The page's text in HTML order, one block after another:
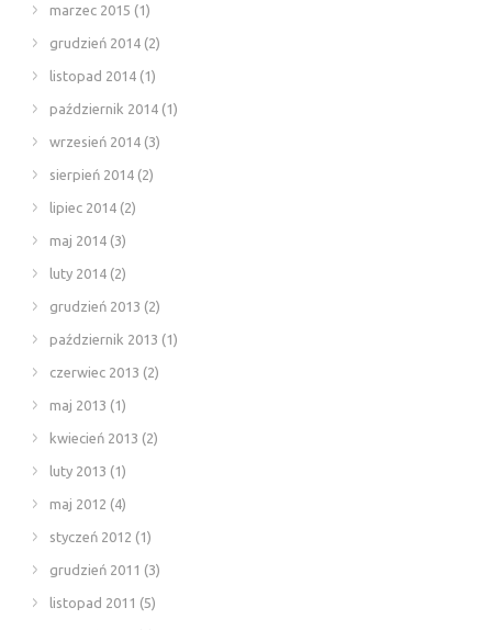
marzec 2015 (1)
grudzień 2014 (2)
listopad 2014 (1)
październik 2014 (1)
wrzesień 2014 (3)
sierpień 2014 (2)
lipiec 2014 (2)
maj 2014 (3)
luty 2014 (2)
grudzień 2013 (2)
październik 2013 (1)
czerwiec 2013 (2)
maj 2013 (1)
kwiecień 2013 (2)
luty 2013 (1)
maj 2012 (4)
styczeń 2012 (1)
grudzień 2011 (3)
listopad 2011 (5)